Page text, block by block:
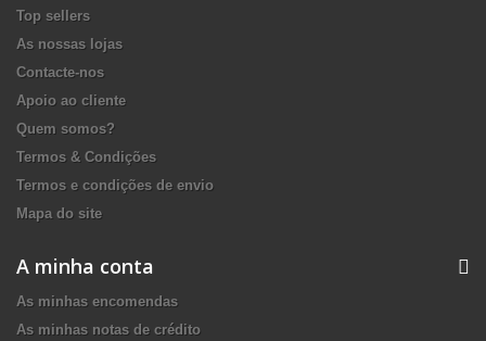
Top sellers
As nossas lojas
Contacte-nos
Apoio ao cliente
Quem somos?
Termos & Condições
Termos e condições de envio
Mapa do site
A minha conta
As minhas encomendas
As minhas notas de crédito